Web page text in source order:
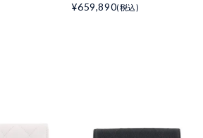
¥659,890(税込)